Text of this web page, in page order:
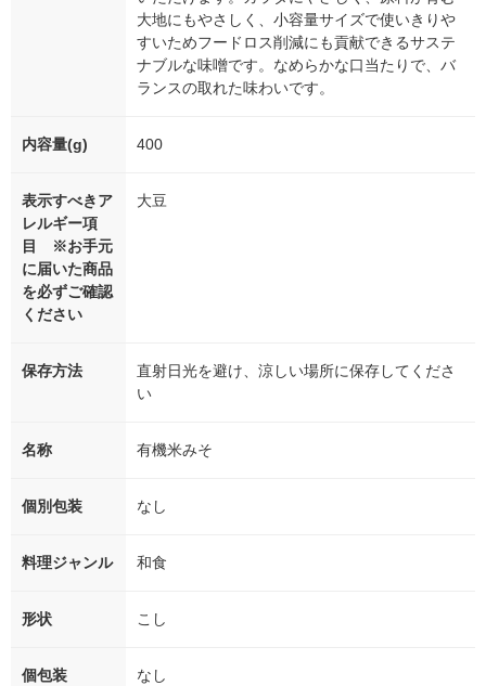
大地にもやさしく、小容量サイズで使いきりや
すいためフードロス削減にも貢献できるサステ
ナブルな味噌です。なめらかな口当たりで、バ
ランスの取れた味わいです。
内容量(g) 400
表示すべきア
レルギー項
目 ※お手元
に届いた商品
を必ずご確認
ください
大豆
保存方法
直射日光を避け、涼しい場所に保存してくださ
い
名称 有機米みそ
個別包装 なし
料理ジャンル 和食
形状 こし
個包装 なし